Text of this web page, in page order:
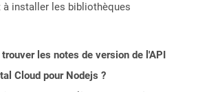
à installer les bibliothèques
les notes de version de l'API
Cloud pour Nodejs ?